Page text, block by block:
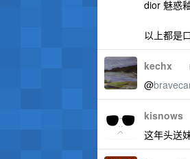
dior 魅惑
以上都是
kechx
@
kisnows
这年头送